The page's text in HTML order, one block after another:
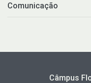
Comunicação
Câmpus